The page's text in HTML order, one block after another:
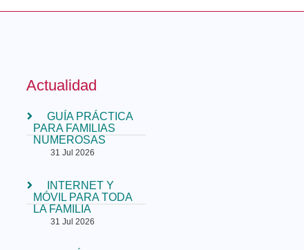
Actualidad
GUÍA PRÁCTICA
PARA FAMILIAS
NUMEROSAS
31 Jul 2026
INTERNET Y
MÓVIL PARA TODA
LA FAMILIA
31 Jul 2026